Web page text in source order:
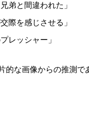
弟と間違われた」
際を感じさせる」
レッシャー」
的な画像からの推測で